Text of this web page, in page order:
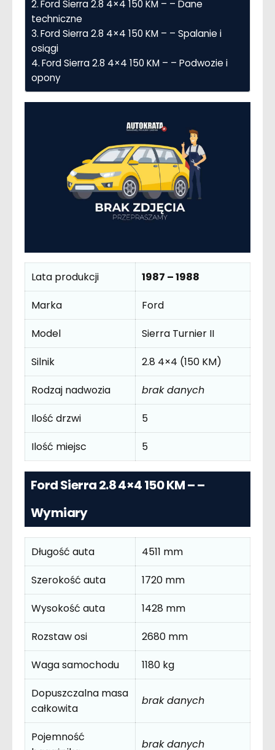
Ford Sierra 2.8 4×4 150 KM – – Dane
techniczne
Ford Sierra 2.8 4×4 150 KM – – Spalanie i
osiągi
Ford Sierra 2.8 4×4 150 KM – – Podwozie i
opony
Lata produkcji
1987 – 1988
Marka
Ford
Model
Sierra Turnier II
Silnik
2.8 4×4 (150 KM)
Rodzaj nadwozia
brak danych
Ilość drzwi
5
Ilość miejsc
5
Ford Sierra 2.8 4×4 150 KM – –
Wymiary
Długość auta
4511 mm
Szerokość auta
1720 mm
Wysokość auta
1428 mm
Rozstaw osi
2680 mm
Waga samochodu
1180 kg
Dopuszczalna masa
całkowita
brak danych
Pojemność
brak danych